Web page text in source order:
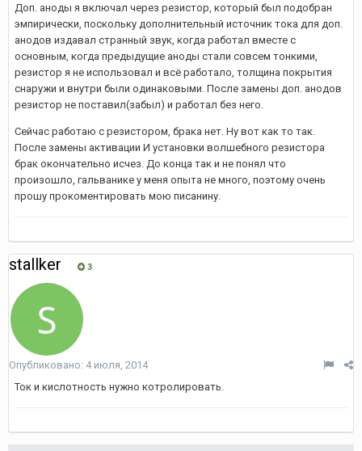
Доп. аноды я включал через резистор, который был подобран
эмпирически, поскольку дополнительный источник тока для доп.
анодов издавал странный звук, когда работал вместе с
основным, когда предыдущие аноды стали совсем тонкими,
резистор я не использовал и всё работало, толщина покрытия
снаружи и внутри были одинаковыми. После замены доп. анодов
резистор не поставил(забыл) и работал без него.
Сейчас работаю с резистором, брака нет. Ну вот как то так.
После замены активации И установки волшебного резистора
брак окончательно исчез. До конца так и не понял что
произошло, гальванике у меня опыта не много, поэтому очень
прошу прокоментировать мою писанину.
stallker 3
Опубликовано: 4 июля, 2014
Ток и кислотность нужно котролировать.